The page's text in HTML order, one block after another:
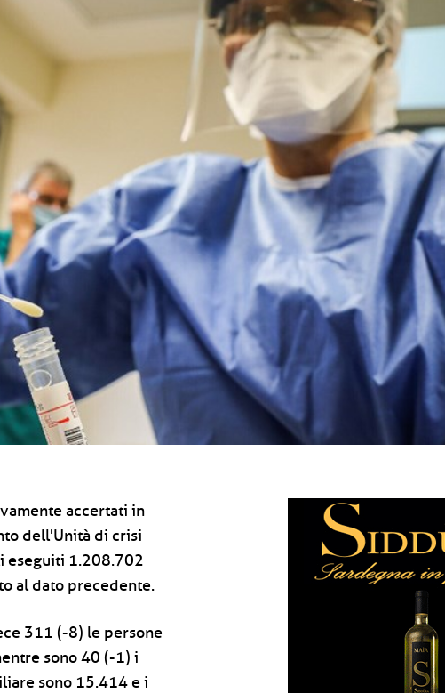
accertati in
dell'Unità di crisi
eseguiti 1.208.702
al dato precedente.
311 (-8) le persone
sono 40 (-1) i
sono 15.414 e i